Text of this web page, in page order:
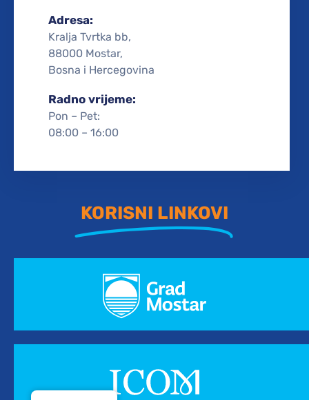
Adresa:
Kralja Tvrtka bb,
88000 Mostar,
Bosna i Hercegovina
Radno vrijeme:
Pon – Pet:
08:00 – 16:00
KORISNI LINKOVI